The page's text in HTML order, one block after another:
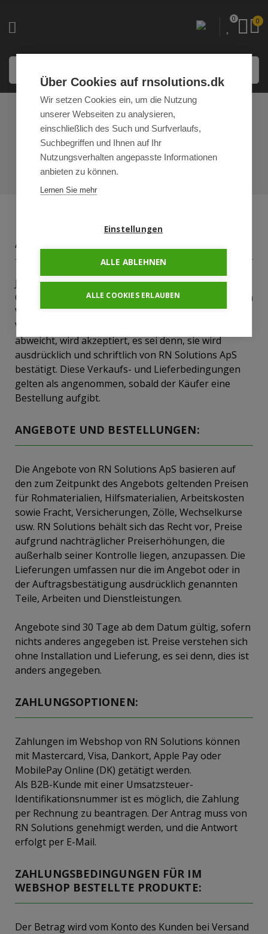
0 0
HANDELSBEDINGUN
GEN
STARTSEITE ÜBER UNS
ALLGEMEIN:
Jedes Handelsabkommen, das von RN Solutions ApS,
CVR 35810838, abgeschlossen wird, unterliegt diesen
Verkaufs- und Lieferbedingungen. Keine
Vereinbarung oder Verpflichtung, die davon
abweicht, wird akzeptiert, es sei denn, sie wird
ausdrücklich und schriftlich von RN Solutions ApS
bestätigt. Diese Verkaufs- und Lieferbedingungen
gelten als angenommen, sobald der Käufer eine
Bestellung aufgibt.
ANGEBOTE UND BESTELLUNGEN:
Die Angebote von RN Solutions ApS basieren auf
den zum Zeitpunkt des Angebots geltenden Preisen
für Rohmaterialien, Hilfsmaterialien, Arbeitskosten
sowie Fracht, Versicherungen, Zölle, Wechselkurse
usw. RN Solutions behält sich das Recht vor, Preise
aufgrund nachträglicher Preiserhöhungen, die
außerhalb seiner Kontrolle liegen, anzupassen. Die
Lieferungen umfassen nur die im Angebot oder in
der Auftragsbestätigung ausdrücklich genannten
Teile, Arbeiten und Dienstleistungen.
Angebote sind 30 Tage ab dem Datum gültig, sofern
nichts anderes angegeben ist. Preise verstehen sich
ohne Installation und Lieferung, es sei denn, dies ist
anders angegeben.
ZAHLUNGSOPTIONEN:
Zahlungen im Webshop von RN Solutions können
mit Mastercard, Visa, Dankort, Apple Pay oder
MobilePay Online (DK) getätigt werden.
Als B2B-Kunde mit einer Umsatzsteuer-
Identifikationsnummer ist es möglich, die Zahlung
per Rechnung zu beantragen. Der Antrag muss von
RN Solutions genehmigt werden, und die Antwort
erfolgt per E-Mail.
ZAHLUNGSBEDINGUNGEN FÜR IM
WEBSHOP BESTELLTE PRODUKTE:
Der Betrag wird vom Konto des Kunden bei Versand
Über Cookies auf rnsolutions.dk
Wir setzen Cookies ein, um die Nutzung
unserer Webseiten zu analysieren,
einschließlich des Such und Surfverlaufs,
Suchbegriffen und Ihnen auf Ihr
Nutzungsverhalten angepasste Informationen
anbieten zu können.
Lernen Sie mehr
Einstellungen
ALLE ABLEHNEN
ALLE COOKIES ERLAUBEN